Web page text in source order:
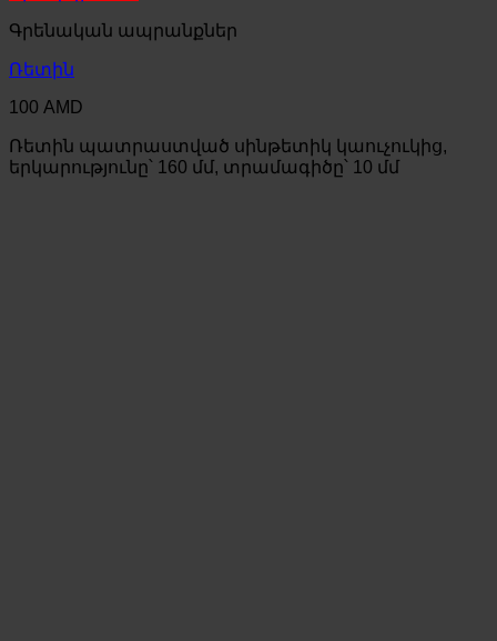
Գրենական ապրանքներ
Ռետին
100 AMD
Ռետին պատրաստված սինթետիկ կաուչուկից,
երկարությունը՝ 160 մմ, տրամագիծը՝ 10 մմ